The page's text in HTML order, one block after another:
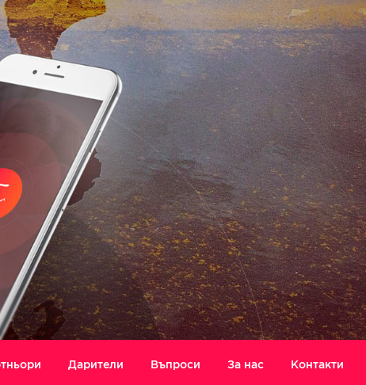
Дарители Въпроси За нас Контакти